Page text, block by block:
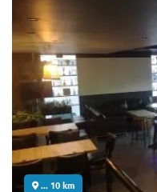
... 10 km